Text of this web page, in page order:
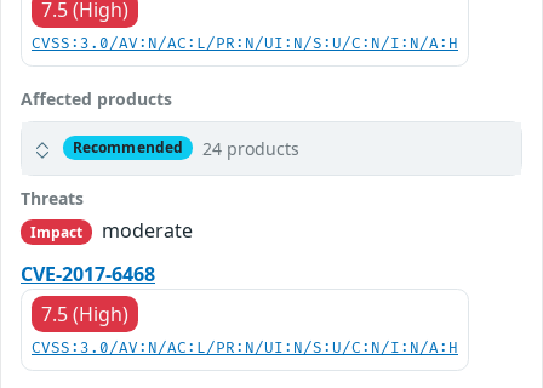
7.5 (High)
CVSS:3.0/AV:N/AC:L/PR:N/UI:N/S:U/C:N/I:N/A:H
Affected products
Recommended 24 products
Threats
Impact
moderate
CVE-2017-6468
7.5 (High)
CVSS:3.0/AV:N/AC:L/PR:N/UI:N/S:U/C:N/I:N/A:H